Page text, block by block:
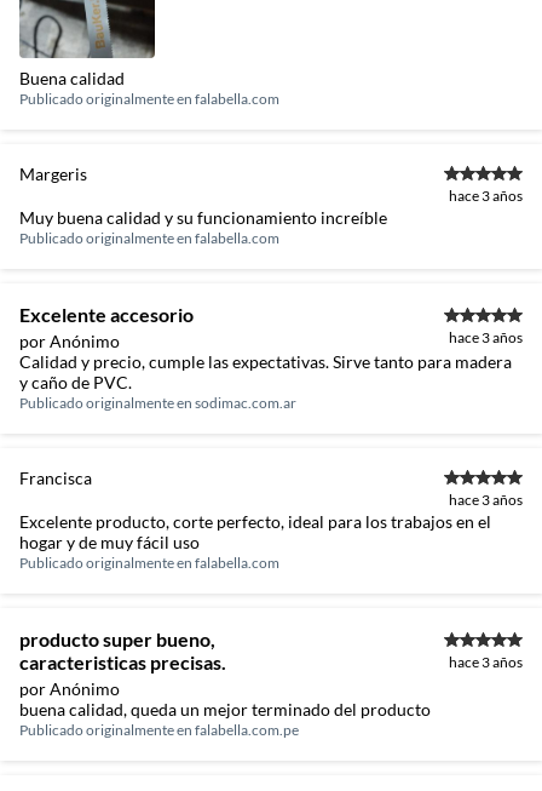
Buena calidad
Publicado originalmente en falabella.com
Margeris
hace 3 años
Muy buena calidad y su funcionamiento increíble
Publicado originalmente en falabella.com
Excelente accesorio
por Anónimo hace 3 años
Calidad y precio, cumple las expectativas. Sirve tanto para madera
y caño de PVC.
Publicado originalmente en sodimac.com.ar
Francisca
hace 3 años
Excelente producto, corte perfecto, ideal para los trabajos en el
hogar y de muy fácil uso
Publicado originalmente en falabella.com
producto super bueno,
caracteristicas precisas.
por Anónimo
hace 3 años
buena calidad, queda un mejor terminado del producto
Publicado originalmente en falabella.com.pe